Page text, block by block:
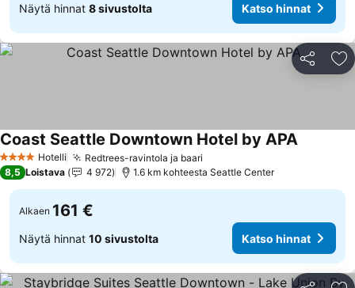
Näytä hinnat 8 sivustolta Katso hinnat
Jaa
4 Tähtiluokitus
Hotelli Redtrees-ravintola ja baari
Coast Seattle Downtown Hotel by APA
8,5 Loistava 4 972 1.6 km kohteesta Seattle Center
Alkaen 161 €
Näytä hinnat 10 sivustolta Katso hinnat